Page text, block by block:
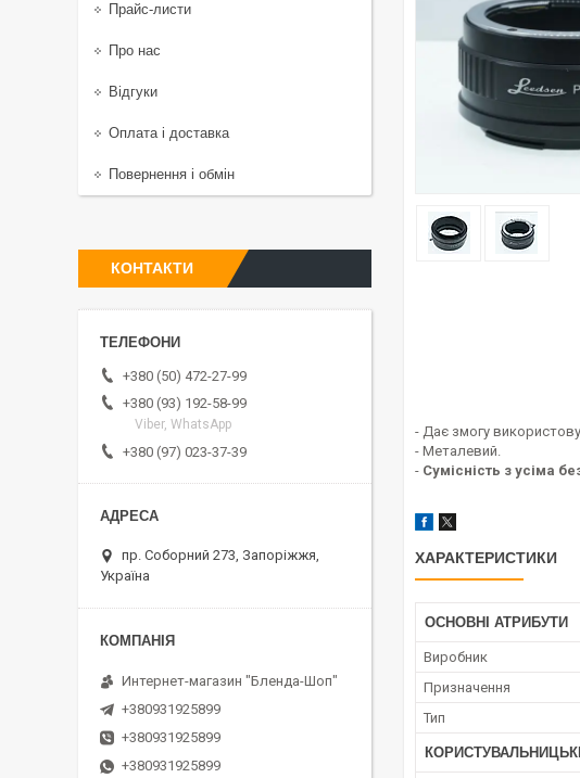
- Дає змогу
- Металевий.
- Сумісність з усіма
ХАРАКТЕРИСТИКИ
ОСНОВНІ АТРИБУТИ
Виробник
Призначення
Тип
Прайс-листи
Про нас
Відгуки
Оплата і доставка
Повернення і обмін
КОНТАКТИ
+380 (50) 472-27-99
+380 (93) 192-58-99
Viber, WhatsApp
+380 (97) 023-37-39
пр. Соборний 273, Запоріжжя,
Україна
Интернет-магазин "Бленда-Шоп"
+380931925899
+380931925899
+380931925899